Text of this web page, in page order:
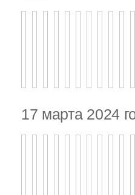
17 марта 2024